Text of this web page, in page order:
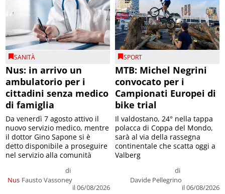
SANITÀ
Nus: in arrivo un
ambulatorio per i
cittadini senza medico
di famiglia
Nus
di
Fausto Vassoney
il 06/08/2026
Da venerdì 7 agosto attivo il
nuovo servizio medico, mentre
il dottor Gino Sapone si è
detto disponibile a proseguire
nel servizio alla comunità
SPORT
MTB: Michel Negrini
convocato per i
Campionati Europei di
bike trial
di
Davide Pellegrino
il 06/08/2026
Il valdostano, 24° nella tappa
polacca di Coppa del Mondo,
sarà al via della rassegna
continentale che scatta oggi a
Valberg